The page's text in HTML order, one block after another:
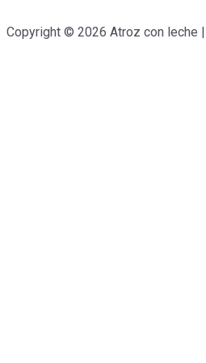
Copyright © 2026 Atroz con leche